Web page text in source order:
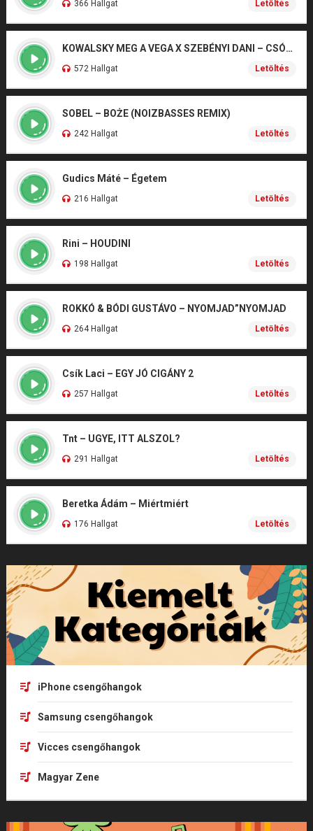
366 Hallgat Letöltés
KOWALSKY MEG A VEGA X SZEBÉNYI DANI – CSÓNAK
572 Hallgat Letöltés
SOBEL – BOŻE (NOIZBASSES REMIX)
242 Hallgat Letöltés
Gudics Máté – Égetem
216 Hallgat Letöltés
Rini – HOUDINI
198 Hallgat Letöltés
ROKKÓ & BÓDI GUSTÁVO – NYOMJAD”NYOMJAD
264 Hallgat Letöltés
Csík Laci – EGY JÓ CIGÁNY 2
257 Hallgat Letöltés
Tnt – UGYE, ITT ALSZOL?
291 Hallgat Letöltés
Beretka Ádám – Miértmiért
176 Hallgat Letöltés
iPhone csengőhangok
Samsung csengőhangok
Vicces csengőhangok
Magyar Zene